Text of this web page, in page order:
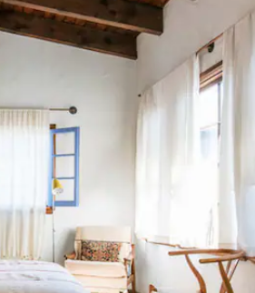
de pijltjestoetsen omhoog en omlaag,